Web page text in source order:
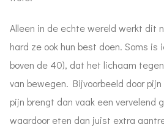
Alleen in de echte wereld werkt dit
hard ze ook hun best doen. Soms is
boven de 40), dat het lichaam
van bewegen. Bijvoorbeeld door
pijn brengt dan vaak een vervelend
waardoor eten dan juist extra